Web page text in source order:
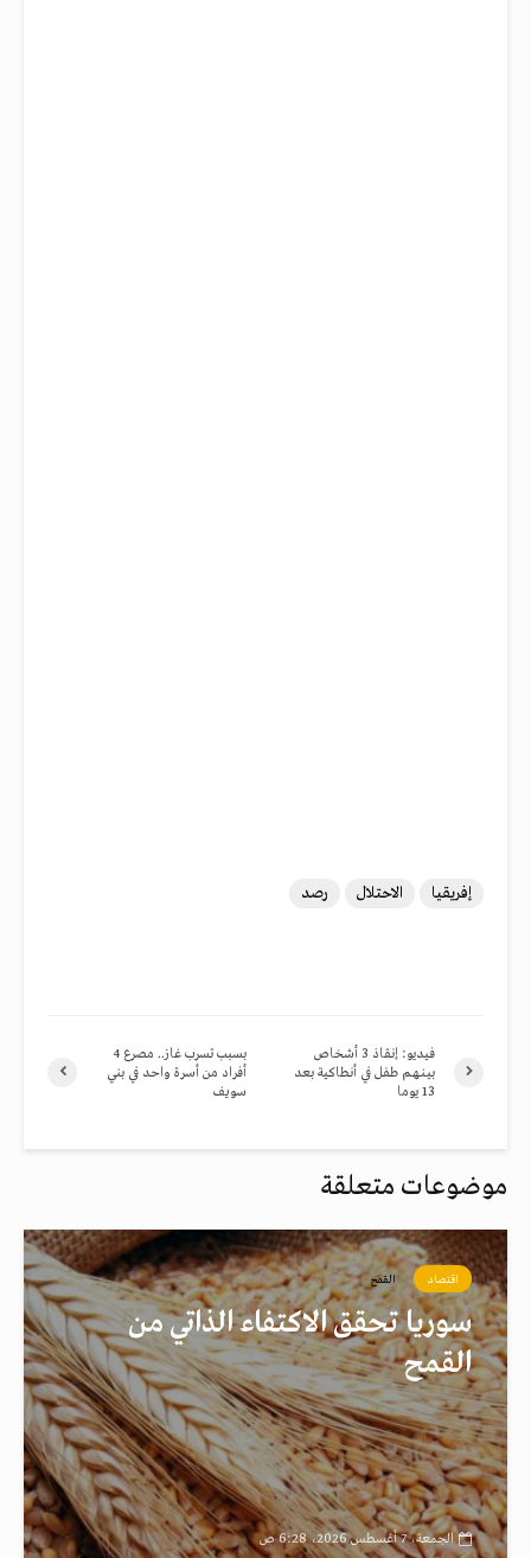
إفريقيا الاحتلال رصد
بسبب تسرب غاز.. مصرع 4
أفراد من أسرة واحد في بني
سويف
فيديو: إنقاذ 3 أشخاص
بيـنـهـم طفل في أنطاكية بعد
13 يوما
موضوعات متعلقة
اقتصاد القمح
سوريا تحقق الاكتفاء الذاتي من
القمح
الجمعة، 7 أغسطس 2026، 6:28 ص